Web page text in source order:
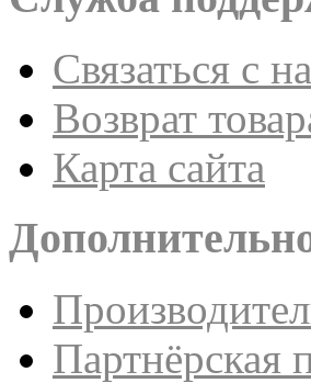
Связаться с
Возврат
Карта сайта
Партнёрская